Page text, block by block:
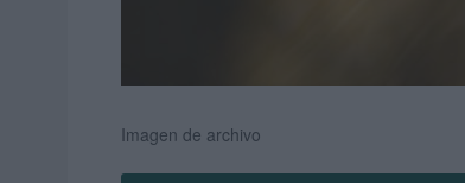
Imagen de archivo